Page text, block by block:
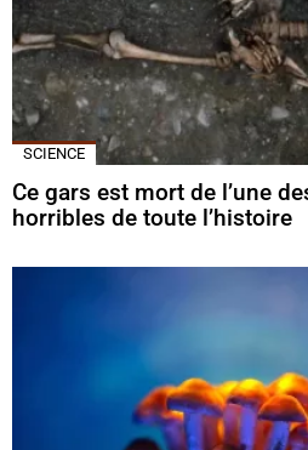
SCIENCE
Ce gars est mort de l’une
horribles de toute l’histoire